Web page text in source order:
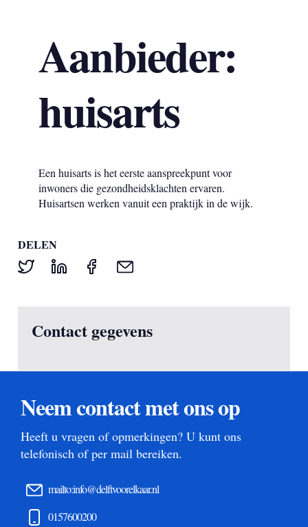
Aanbieder:
huisarts
Een huisarts is het eerste aanspreekpunt voor
inwoners die gezondheidsklachten ervaren.
Huisartsen werken vanuit een praktijk in de wijk.
DELEN
Contact gegevens
Neem contact met ons op
Heeft u vragen of opmerkingen? U kunt ons
telefonisch of per mail bereiken.
mailto:info@delftvoorelkaar.nl
0157600200